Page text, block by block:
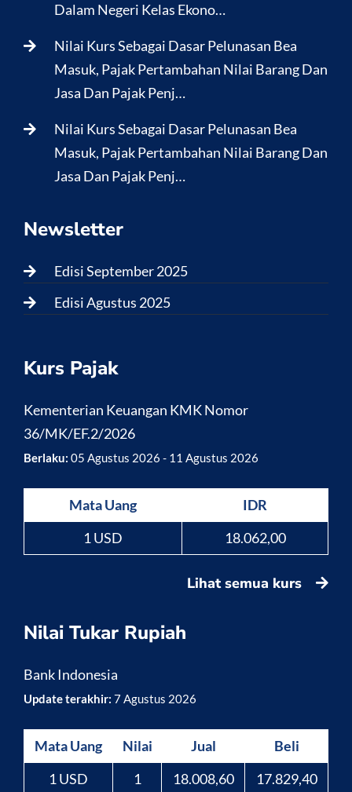
Dalam Negeri Kelas Ekono…
Nilai Kurs Sebagai Dasar Pelunasan Bea
Masuk, Pajak Pertambahan Nilai Barang Dan
Jasa Dan Pajak Penj…
Nilai Kurs Sebagai Dasar Pelunasan Bea
Masuk, Pajak Pertambahan Nilai Barang Dan
Jasa Dan Pajak Penj…
Newsletter
Edisi September 2025
Edisi Agustus 2025
Kurs Pajak
Kementerian Keuangan KMK Nomor
36/MK/EF.2/2026
Berlaku: 05 Agustus 2026 - 11 Agustus 2026
Mata Uang
IDR
1 USD
18.062,00
Lihat semua kurs
Nilai Tukar Rupiah
Bank Indonesia
Update terakhir: 7 Agustus 2026
Mata Uang Nilai Jual
Beli
1 USD
1 18.008,60 17.829,40